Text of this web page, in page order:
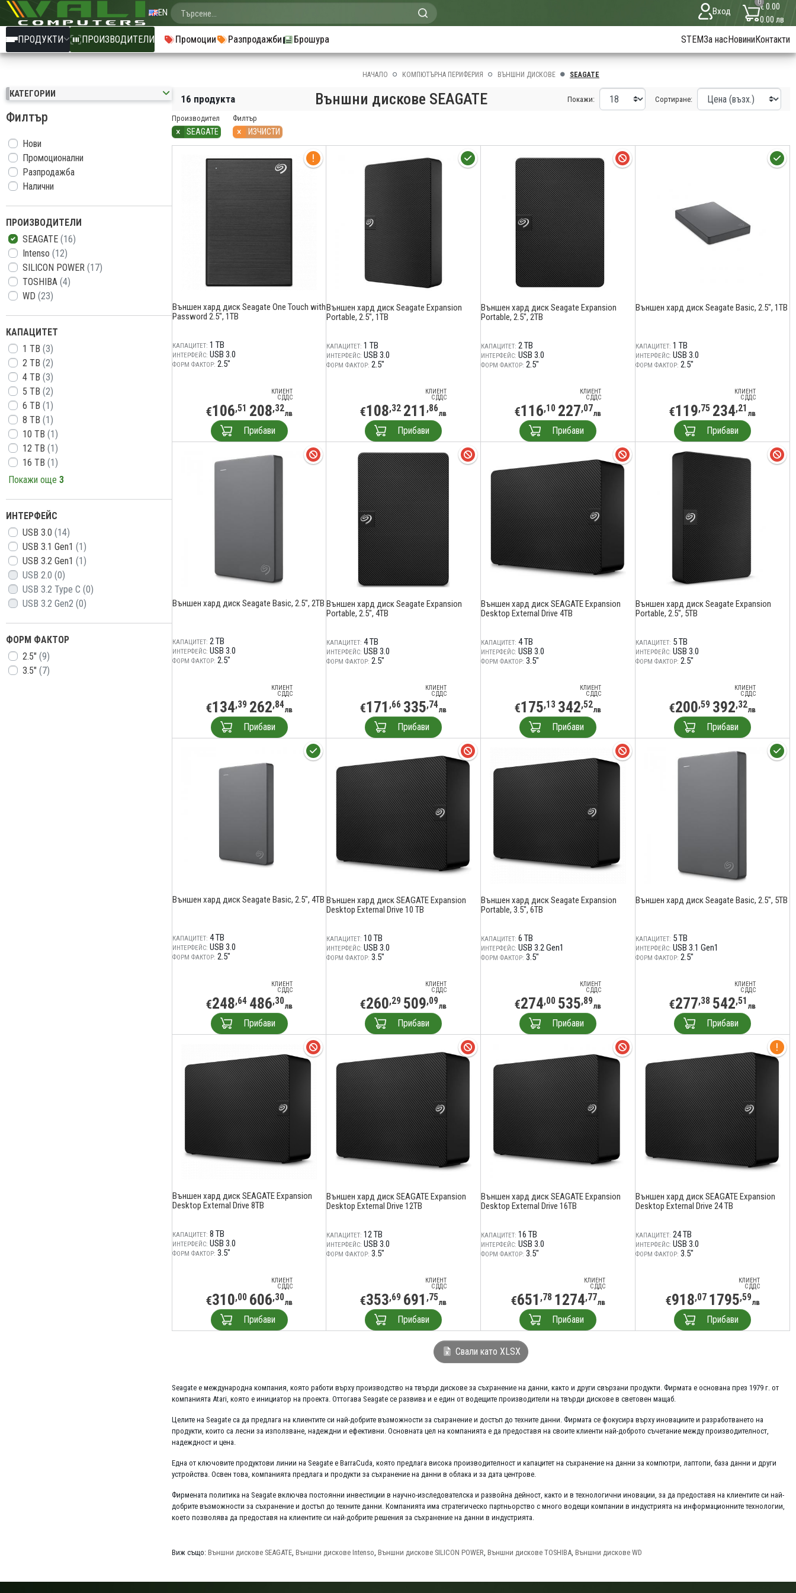
EN Вход
0€ 0.00
0.00 лв
ПРОДУКТИ ПРОИЗВОДИТЕЛИ Промоции Разпродажби Брошура STEMЗа насНовиниКонтакти
КАТЕГОРИИ
Филтър
Нови
Промоционални
Разпродажба
Налични
ПРОИЗВОДИТЕЛИ
SEAGATE (16)
Intenso (12)
SILICON POWER (17)
TOSHIBA (4)
WD (23)
КАПАЦИТЕТ
1 TB (3)
2 TB (2)
4 TB (3)
5 TB (2)
6 TB (1)
8 TB (1)
10 TB (1)
12 TB (1)
16 TB (1)
Покажи още 3
ИНТЕРФЕЙС
USB 3.0 (14)
USB 3.1 Gen1 (1)
USB 3.2 Gen1 (1)
USB 2.0 (0)
USB 3.2 Type C (0)
USB 3.2 Gen2 (0)
ФОРМ ФАКТОР
2.5" (9)
3.5" (7)
НАЧАЛО КОМПЮТЪРНА ПЕРИФЕРИЯ ВЪНШНИ ДИСКОВЕ SEAGATE
16 продукта Външни дискове SEAGATE Покажи: Сортиране:
Производител
× SEAGATE
Филтър
× ИЗЧИСТИ
Външен хард диск Seagate One Touch with
Password 2.5", 1TB
КАПАЦИТЕТ: 1 TB
ИНТЕРФЕЙС: USB 3.0
ФОРМ ФАКТОР: 2.5"
КЛИЕНТ
С ДДС
€106,51 208,32лв
Прибави
Външен хард диск Seagate Expansion
Portable, 2.5", 1TB
КАПАЦИТЕТ: 1 TB
ИНТЕРФЕЙС: USB 3.0
ФОРМ ФАКТОР: 2.5"
КЛИЕНТ
С ДДС
€108,32 211 ,86лв
Прибави
Външен хард диск Seagate Expansion
Portable, 2.5", 2TB
КАПАЦИТЕТ: 2 TB
ИНТЕРФЕЙС: USB 3.0
ФОРМ ФАКТОР: 2.5"
КЛИЕНТ
С ДДС
€116,10 227,07лв
Прибави
Външен хард диск Seagate Basic, 2.5", 1TB
КАПАЦИТЕТ: 1 TB
ИНТЕРФЕЙС: USB 3.0
ФОРМ ФАКТОР: 2.5"
КЛИЕНТ
С ДДС
€119,75 234,21 лв
Прибави
Външен хард диск Seagate Basic, 2.5", 2TB
КАПАЦИТЕТ: 2 TB
ИНТЕРФЕЙС: USB 3.0
ФОРМ ФАКТОР: 2.5"
КЛИЕНТ
С ДДС
€134,39 262,84лв
Прибави
Външен хард диск Seagate Expansion
Portable, 2.5", 4TB
КАПАЦИТЕТ: 4 TB
ИНТЕРФЕЙС: USB 3.0
ФОРМ ФАКТОР: 2.5"
КЛИЕНТ
С ДДС
€171 ,66 335,74лв
Прибави
Външен хард диск SEAGATE Expansion
Desktop External Drive 4TB
КАПАЦИТЕТ: 4 TB
ИНТЕРФЕЙС: USB 3.0
ФОРМ ФАКТОР: 3.5"
КЛИЕНТ
С ДДС
€175,13 342,52лв
Прибави
Външен хард диск Seagate Expansion
Portable, 2.5", 5TB
КАПАЦИТЕТ: 5 TB
ИНТЕРФЕЙС: USB 3.0
ФОРМ ФАКТОР: 2.5"
КЛИЕНТ
С ДДС
€200,59 392,32лв
Прибави
Външен хард диск Seagate Basic, 2.5", 4TB
КАПАЦИТЕТ: 4 TB
ИНТЕРФЕЙС: USB 3.0
ФОРМ ФАКТОР: 2.5"
КЛИЕНТ
С ДДС
€248,64 486,30лв
Прибави
Външен хард диск SEAGATE Expansion
Desktop External Drive 10 TB
КАПАЦИТЕТ: 10 TB
ИНТЕРФЕЙС: USB 3.0
ФОРМ ФАКТОР: 3.5"
КЛИЕНТ
С ДДС
€260,29 509,09лв
Прибави
Външен хард диск Seagate Expansion
Portable, 3.5", 6TB
КАПАЦИТЕТ: 6 TB
ИНТЕРФЕЙС: USB 3.2 Gen1
ФОРМ ФАКТОР: 3.5"
КЛИЕНТ
С ДДС
€274,00 535,89лв
Прибави
Външен хард диск Seagate Basic, 2.5", 5TB
КАПАЦИТЕТ: 5 TB
ИНТЕРФЕЙС: USB 3.1 Gen1
ФОРМ ФАКТОР: 2.5"
КЛИЕНТ
С ДДС
€277,38 542,51 лв
Прибави
Външен хард диск SEAGATE Expansion
Desktop External Drive 8TB
КАПАЦИТЕТ: 8 TB
ИНТЕРФЕЙС: USB 3.0
ФОРМ ФАКТОР: 3.5"
КЛИЕНТ
С ДДС
€310,00 606,30лв
Прибави
Външен хард диск SEAGATE Expansion
Desktop External Drive 12TB
КАПАЦИТЕТ: 12 TB
ИНТЕРФЕЙС: USB 3.0
ФОРМ ФАКТОР: 3.5"
КЛИЕНТ
С ДДС
€353,69 691 ,75лв
Прибави
Външен хард диск SEAGATE Expansion
Desktop External Drive 16TB
КАПАЦИТЕТ: 16 TB
ИНТЕРФЕЙС: USB 3.0
ФОРМ ФАКТОР: 3.5"
КЛИЕНТ
С ДДС
€651 ,78 1274,77лв
Прибави
Външен хард диск SEAGATE Expansion
Desktop External Drive 24 TB
КАПАЦИТЕТ: 24 TB
ИНТЕРФЕЙС: USB 3.0
ФОРМ ФАКТОР: 3.5"
КЛИЕНТ
С ДДС
€918,07 1795,59лв
Прибави
Свали като XLSX
Seagate е международна компания, която работи върху производство на твърди дискове за съхранение на данни, както и други свързани продукти. Фирмата е основана през 1979 г. от
компанията Atari, която е инициатор на проекта. Оттогава Seagate се развива и е един от водещите производители на твърди дискове в световен мащаб.
Целите на Seagate са да предлага на клиентите си най-добрите възможности за съхранение и достъп до техните данни. Фирмата се фокусира върху иновациите и разработването на
продукти, които са лесни за използване, надеждни и ефективни. Основната цел на компанията е да предоставя на своите клиенти най-доброто съчетание между производителност,
надеждност и цена.
Една от ключовите продуктови линии на Seagate е BarraCuda, която предлага висока производителност и капацитет на съхранение на данни за компютри, лаптопи, база данни и други
устройства. Освен това, компанията предлага и продукти за съхранение на данни в облака и за дата центрове.
Фирмената политика на Seagate включва постоянни инвестиции в научно-изследователска и развойна дейност, както и в технологични иновации, за да предоставя на клиентите си най-
добрите възможности за съхранение и достъп до техните данни. Компанията има стратегическо партньорство с много водещи компании в индустрията на информационните технологии,
което позволява да предоставя на клиентите си най-добрите решения за съхранение на данни в индустрията.
Виж също: Външни дискове SEAGATE, Външни дискове Intenso, Външни дискове SILICON POWER, Външни дискове TOSHIBA, Външни дискове WD